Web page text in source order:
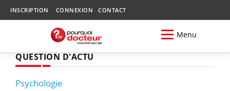
INSCRIPTION CONNEXION CONTACT
Menu
QUESTION D'ACTU
Psychologie